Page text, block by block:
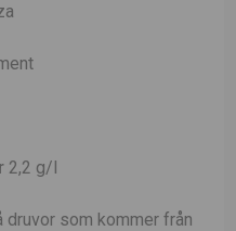
2,2 g/l
druvor som kommer från